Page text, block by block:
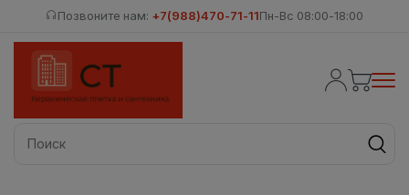
Позвоните нам: +7(988)470-71-11Пн-Вс 08:00-18:00